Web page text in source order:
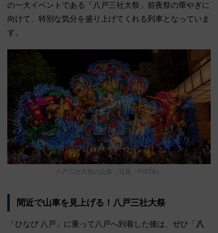
の一大イベントである「八戸三社大祭」前夜祭の華やぎに
向けて、特別な気分を盛り上げてくれる列車となっていま
す。
八戸三社大祭の山車（写真：PIXTA）
間近で山車を見上げる！八戸三社大祭
「ひなび 八戸」に乗って八戸へ到着した後は、ぜひ「 八